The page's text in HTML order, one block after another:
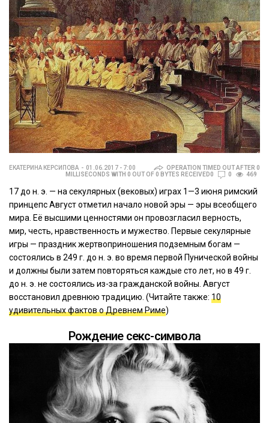
ЕКАТЕРИНА КЕРСИПОВА 01.06.2017 - 7:00
OPERATION TIMED OUT AFTER 0
MILLISECONDS WITH 0 OUT OF 0 BYTES RECEIVED0
0 469
17 до н. э. — на секулярных (вековых) играх 1—3 июня римский
принцепс Август отметил начало новой эры — эры всеобщего
мира. Её высшими ценностями он провозгласил верность,
мир, честь, нравственность и мужество. Первые секулярные
игры — праздник жертвоприношения подземным богам —
состоялись в 249 г. до н. э. во время первой Пунической войны
и должны были затем повторяться каждые сто лет, но в 49 г.
до н. э. не состоялись из-за гражданской войны. Август
восстановил древнюю традицию. (Читайте также: 10
удивительных фактов о Древнем Риме)
Рождение секс-символа